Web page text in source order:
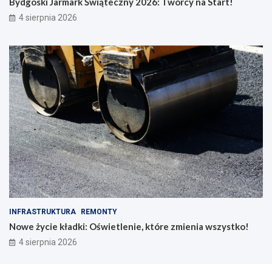
4 sierpnia 2026
INFRASTRUKTURA REMONTY
Nowe życie kładki: Oświetlenie, które zmienia wszystko!
4 sierpnia 2026